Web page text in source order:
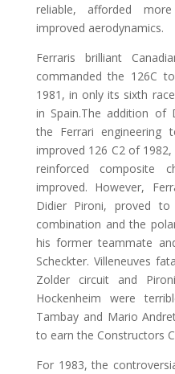
reliable, afforded
improved aerodynamics.
Ferraris brilliant
commanded the 126C
1981, in only its sixth
in Spain.The addition of
the Ferrari engineering
improved 126 C2 of
reinforced composite
improved. However,
Didier Pironi, proved
combination and the
his former teammate
Scheckter. Villeneuves
Zolder circuit and
Hockenheim were
Tambay and Mario
to earn the Constructors
For 1983, the